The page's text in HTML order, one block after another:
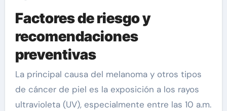
Factores de riesgo y
recomendaciones
preventivas
La principal causa del melanoma y otros tipos
de cáncer de piel es la exposición a los rayos
ultravioleta (UV), especialmente entre las 10 a.m.